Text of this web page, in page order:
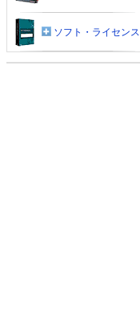
ソフト・ライセンス